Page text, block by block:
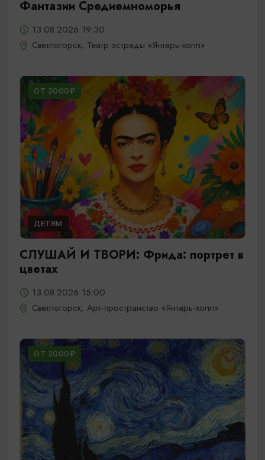
Фантазии Средиемноморья
13.08.2026 19:30
Светлогорск, Театр эстрады «Янтарь-холл»
ОТ 2000₽
ДЕТЯМ
СЛУШАЙ И ТВОРИ: Фрида: портрет в
цветах
13.08.2026 15:00
Светлогорск, Арт-пространство «Янтарь-холл»
ОТ 2000₽